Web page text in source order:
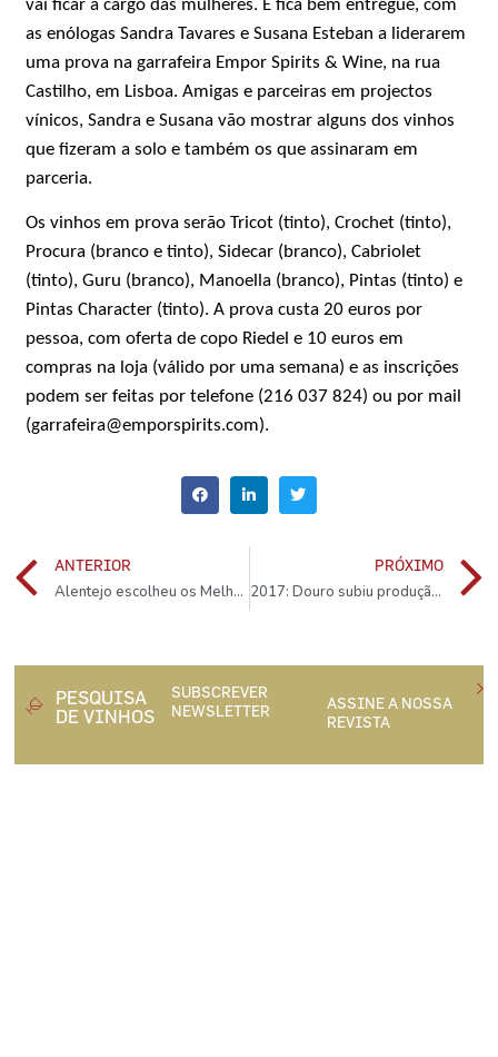
vai ficar a cargo das mulheres. E fica bem entregue, com
as enólogas Sandra Tavares e Susana Esteban a liderarem
uma prova na garrafeira Empor Spirits & Wine, na rua
Castilho, em Lisboa. Amigas e parceiras em projectos
vínicos, Sandra e Susana vão mostrar alguns dos vinhos
que fizeram a solo e também os que assinaram em
parceria.
Os vinhos em prova serão Tricot (tinto), Crochet (tinto),
Procura (branco e tinto), Sidecar (branco), Cabriolet
(tinto), Guru (branco), Manoella (branco), Pintas (tinto) e
Pintas Character (tinto). A prova custa 20 euros por
pessoa, com oferta de copo Riedel e 10 euros em
compras na loja (válido por uma semana) e as inscrições
podem ser feitas por telefone (216 037 824) ou por mail
(garrafeira@emporspirits.com).
ANTERIOR
Alentejo escolheu os Melhores do Ano
PRÓXIMO
2017: Douro subiu produção em 5%
PESQUISA
DE VINHOS
SUBSCREVER
NEWSLETTER
ASSINE A NOSSA
REVISTA